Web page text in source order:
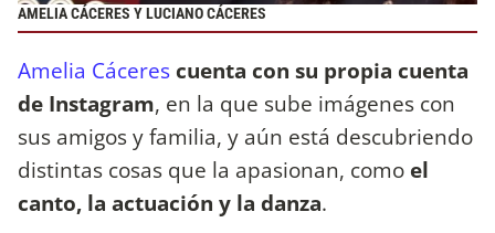
AMELIA CÁCERES Y LUCIANO CÁCERES
Amelia Cáceres cuenta con su propia cuenta
de Instagram, en la que sube imágenes con
sus amigos y familia, y aún está descubriendo
distintas cosas que la apasionan, como el
canto, la actuación y la danza.